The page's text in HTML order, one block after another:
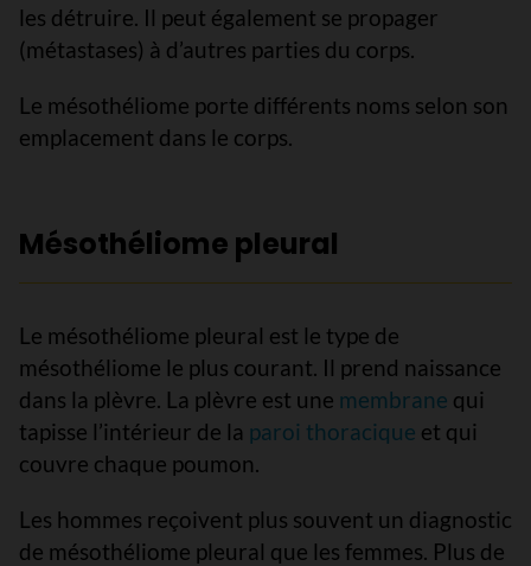
les détruire. Il peut également se propager
(métastases) à d’autres parties du corps.
Le mésothéliome porte différents noms selon son
emplacement dans le corps.
Mésothéliome pleural
Le mésothéliome pleural est le type de
mésothéliome le plus courant. Il prend naissance
dans la plèvre. La plèvre est une membrane qui
tapisse l’intérieur de la paroi thoracique et qui
couvre chaque poumon.
Les hommes reçoivent plus souvent un diagnostic
de mésothéliome pleural que les femmes. Plus de